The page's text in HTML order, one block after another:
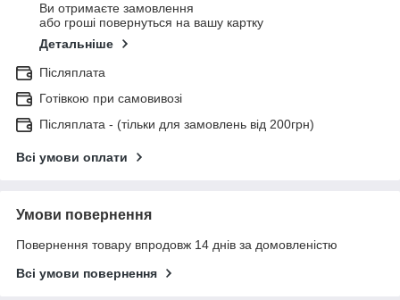
Ви отримаєте замовлення
або гроші повернуться на вашу картку
Детальніше
Післяплата
Готівкою при самовивозі
Післяплата - (тільки для замовлень від 200грн)
Всі умови оплати
Умови повернення
Повернення товару впродовж 14 днів за домовленістю
Всі умови повернення